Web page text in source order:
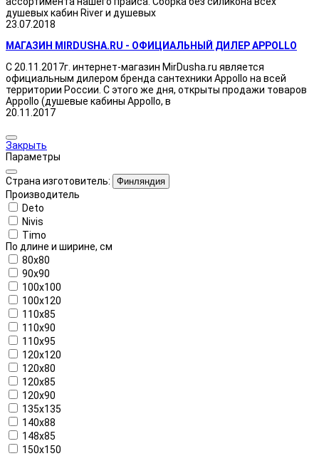
душевых кабин River и душевых
23.07.2018
МАГАЗИН MIRDUSHA.RU - ОФИЦИАЛЬНЫЙ ДИЛЕР APPOLLO
С 20.11.2017г. интернет-магазин MirDusha.ru является
официальным дилером бренда сантехники Appollo на всей
территории России. С этого же дня, открыты продажи товаров
Appollo (душевые кабины Appollo, в
20.11.2017
Закрыть
Параметры
Страна изготовитель: Финляндия
Производитель
Deto
Nivis
Timo
По длине и ширине, см
80x80
90x90
100x100
100x120
110x85
110x90
110x95
120x120
120x80
120x85
120x90
135x135
140x88
148x85
150x150